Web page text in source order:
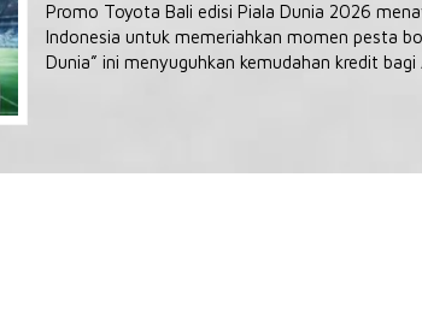
Promo Toyota Bali edisi Piala Dunia 2026
Indonesia untuk memeriahkan momen pesta
Dunia” ini menyuguhkan kemudahan kredit bagi